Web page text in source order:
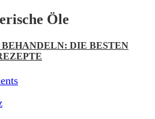
Öle
DIE BESTEN